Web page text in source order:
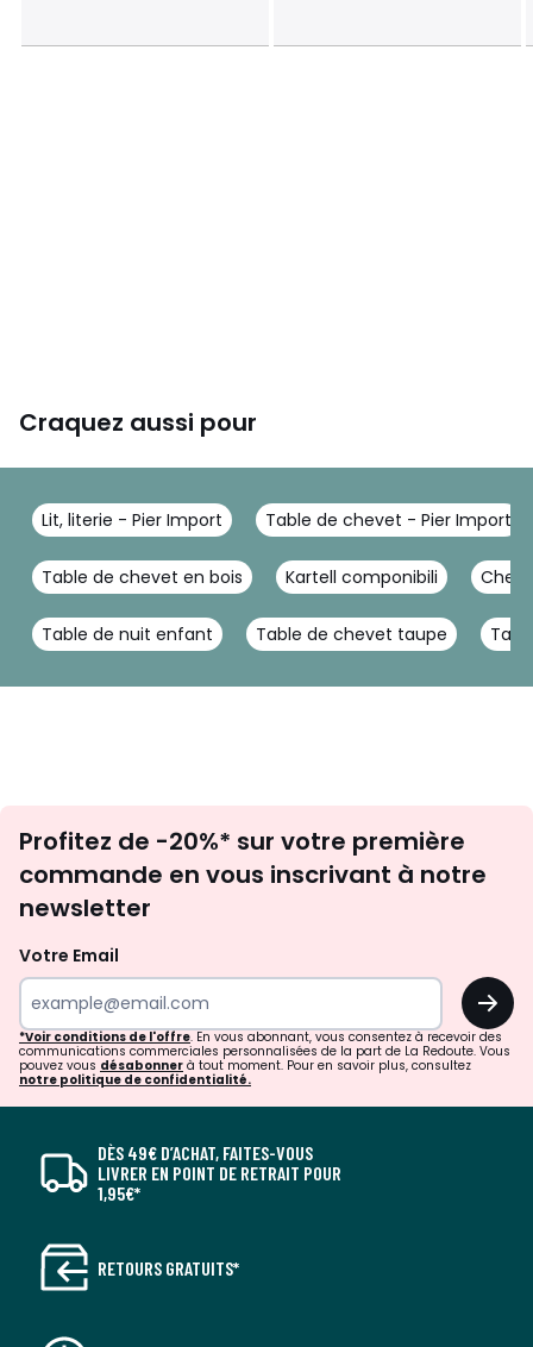
Craquez aussi pour
Lit, literie - Pier Import Table de chevet - Pier Import
Table de chevet en bois Kartell componibili
Table de nuit enfant Table de chevet taupe
newsletter
Profitez de -20%* sur votre première
commande en vous inscrivant à notre
newsletter
Votre Email
OK
*Voir conditions de l'offre. En vous abonnant, vous consentez à recevoir des
communications commerciales personnalisées de la part de La Redoute. Vous
pouvez vous désabonner à tout moment. Pour en savoir plus, consultez
notre politique de confidentialité.
DÈS 49€ D’ACHAT, FAITES-VOUS
LIVRER EN POINT DE RETRAIT POUR
1,95€*
RETOURS GRATUITS*